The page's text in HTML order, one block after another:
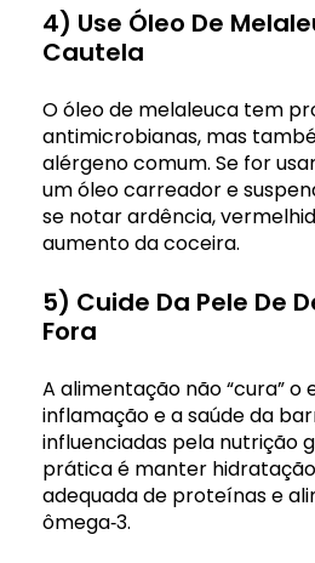
4) Use Óleo De
Cautela
O óleo de melaleuca tem
antimicrobianas, mas
alérgeno comum. Se for
um óleo carreador e
se notar ardência,
aumento da coceira.
5) Cuide Da Pele De
Fora
A alimentação não “cura” o
inflamação e a saúde da
influenciadas pela nutrição
prática é manter
adequada de proteínas e
ômega‑3.